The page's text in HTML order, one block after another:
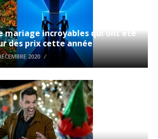
mariage incroyables qui ont été
des prix cette année
2020